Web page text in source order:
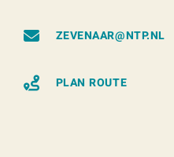
ZEVENAAR@NTP.NL
PLAN ROUTE